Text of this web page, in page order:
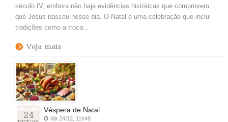
século IV, embora não haja evidências históricas que comprovem
que Jesus nasceu nesse dia. O Natal é uma celebração que inclui
tradições como a troca...
Veja mais
24 Véspera de Natal
dia 24/12, 11h48